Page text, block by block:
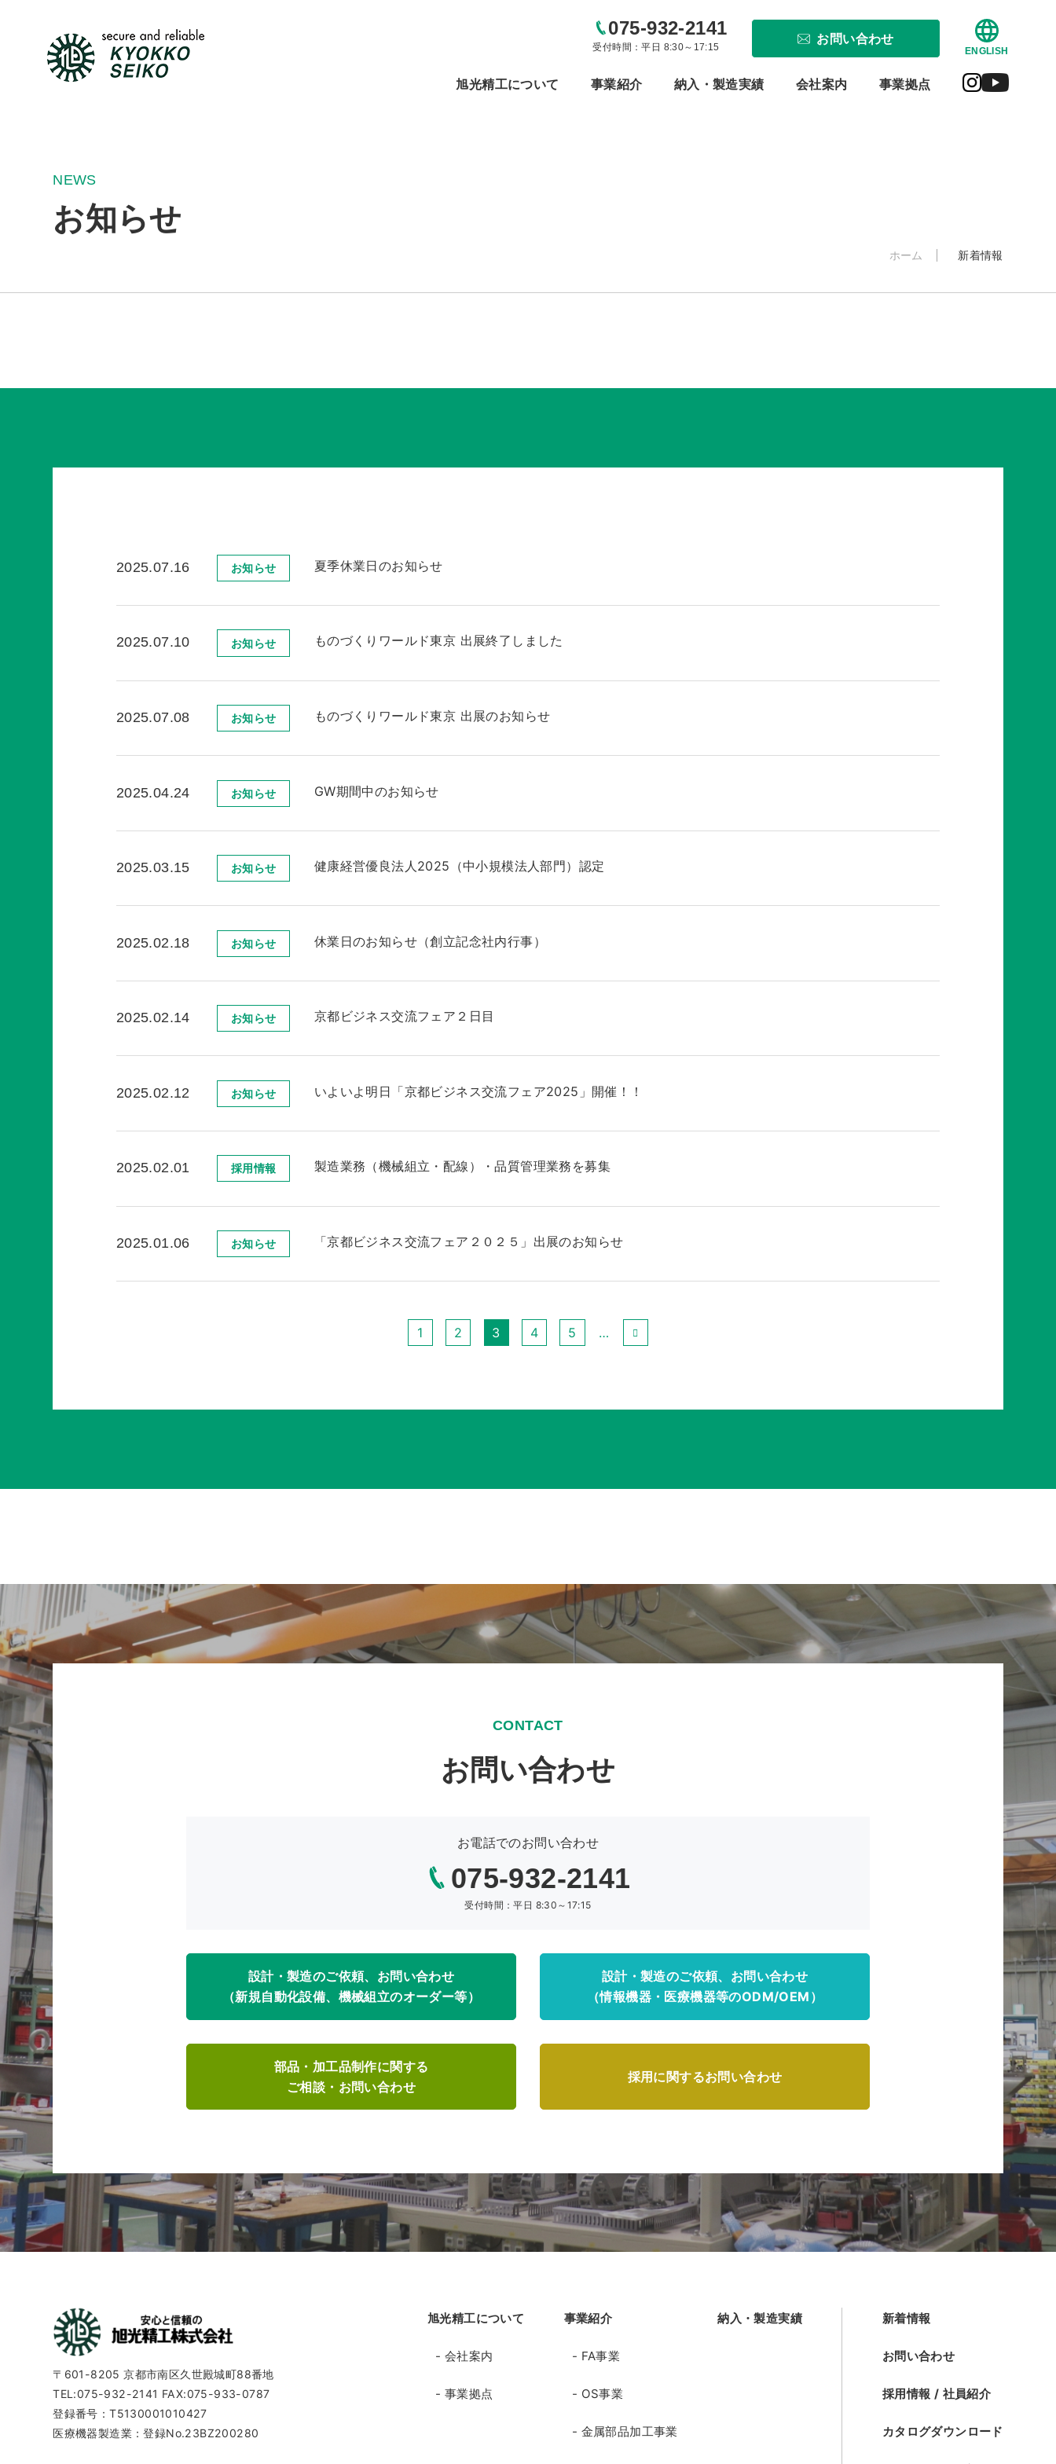
旭光精工について 事業紹介 納入・製造実績 会社案内 事業拠点
075-932-2141
受付時間：平日 8:30～17:15
お問い合わせ
ENGLISH
NEWS
お知らせ
ホーム 新着情報
2025.07.16 お知らせ 夏季休業日のお知らせ
2025.07.10 お知らせ ものづくりワールド東京 出展終了しました
2025.07.08 お知らせ ものづくりワールド東京 出展のお知らせ
2025.04.24 お知らせ GW期間中のお知らせ
2025.03.15 お知らせ 健康経営優良法人2025（中小規模法人部門）認定
2025.02.18 お知らせ 休業日のお知らせ（創立記念社内行事）
2025.02.14 お知らせ 京都ビジネス交流フェア２日目
2025.02.12 お知らせ いよいよ明日「京都ビジネス交流フェア2025」開催！！
2025.02.01 採用情報 製造業務（機械組立・配線）・品質管理業務を募集
2025.01.06 お知らせ 「京都ビジネス交流フェア２０２５」出展のお知らせ
1 2 3 4 5 …
CONTACT
お問い合わせ
お電話でのお問い合わせ
075-932-2141
受付時間：平日 8:30～17:15
設計・製造のご依頼、お問い合わせ
（新規自動化設備、機械組立のオーダー等）
設計・製造のご依頼、お問い合わせ
（情報機器・医療機器等のODM/OEM）
部品・加工品制作に関する
ご相談・お問い合わせ
採用に関するお問い合わせ
〒601-8205京都市南区久世殿城町88番地
TEL:075-932-2141 FAX:075-933-0787
登録番号：T5130001010427
医療機器製造業：登録No.23BZ200280
旭光精工について
- 会社案内
- 事業拠点
事業紹介
- FA事業
- OS事業
- 金属部品加工事業
納入・製造実績 新着情報
お問い合わせ
採用情報 / 社員紹介
カタログダウンロード